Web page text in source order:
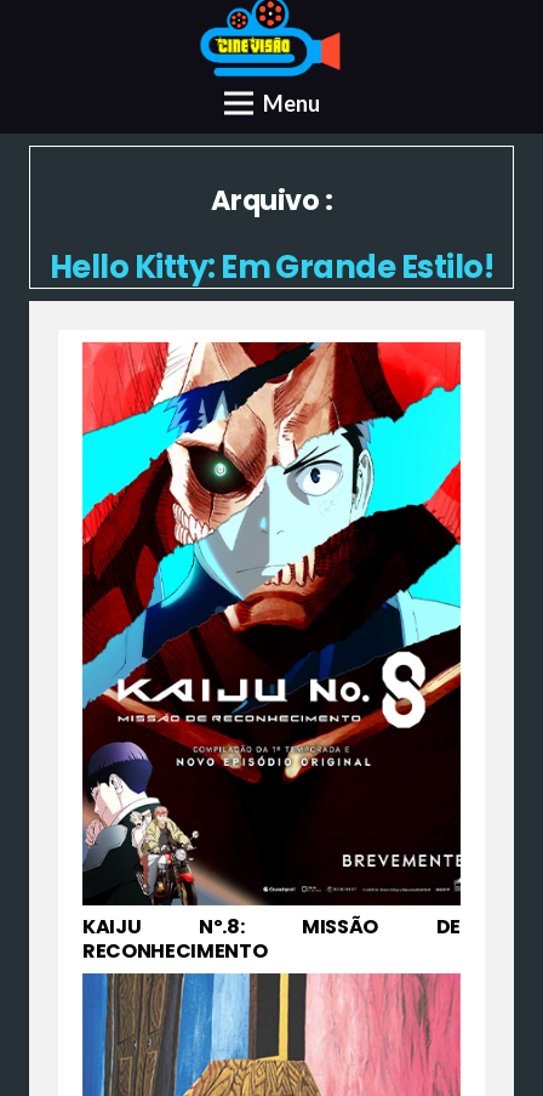
Menu
Arquivo :
Hello Kitty: Em Grande Estilo!
KAIJU Nº.8: MISSÃO DE
RECONHECIMENTO